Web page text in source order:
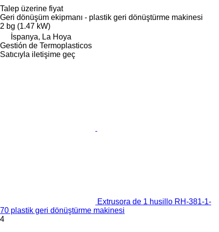
Talep üzerine fiyat
Geri dönüşüm ekipmanı - plastik geri dönüştürme makinesi
2 bg (1.47 kW)
İspanya, La Hoya
Gestión de Termoplasticos
Satıcıyla iletişime geç
Extrusora de 1 husillo RH-381-1-
70 plastik geri dönüştürme makinesi
4